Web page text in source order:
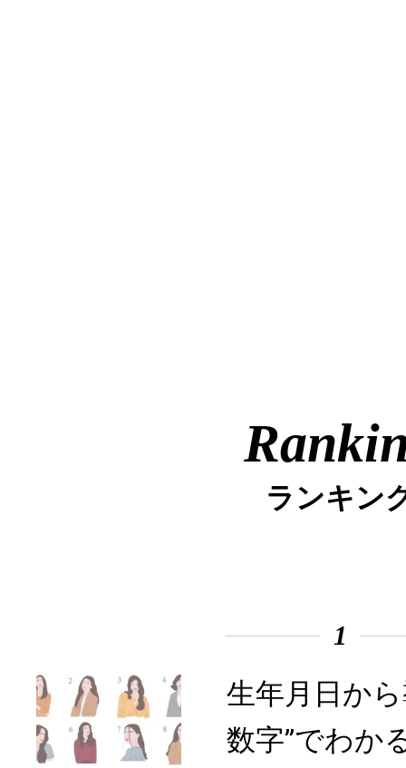
ランキン
1
生年月日か
数字”でわか